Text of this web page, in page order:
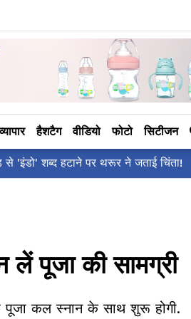
व्यापार हैशटैग वीडियो फोटो सिटीजन
टीज़र पर उठे सवालों का मज़ाकिया जवाब!
पूजा की सामग्री
पूजा कल स्नान के साथ शुरू होगी.